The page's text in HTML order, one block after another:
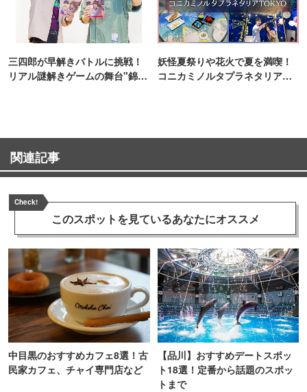
三四郎が早解きバトルに挑戦！
リアル謎解きゲームの舞台"錦糸
妖怪夏祭りや花火で夏を満喫！
コニカミノルタプラネタリア
関連記事
Check!
このスポットを見ているあなたにオススメ
中目黒のおすすめカフェ8選！古
民家カフェ、チャイ専門店など
【品川】おすすめデートスポッ
ト18選！定番から話題のスポッ
トまで